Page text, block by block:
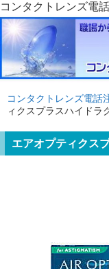
コンタクトレンズ電
コンタクトレンズ電話
ィクスプラスハイドラ
エアオプティクス